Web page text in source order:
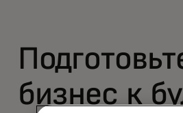
бизнес к